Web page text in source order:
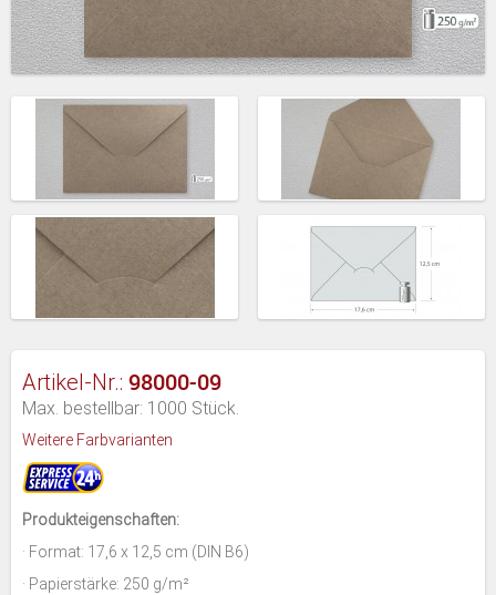
Artikel-Nr.: 98000-09
Max. bestellbar: 1000 Stück.
Weitere Farbvarianten
Produkteigenschaften:
· Format: 17,6 x 12,5 cm (DIN B6)
· Papierstärke: 250 g/m²